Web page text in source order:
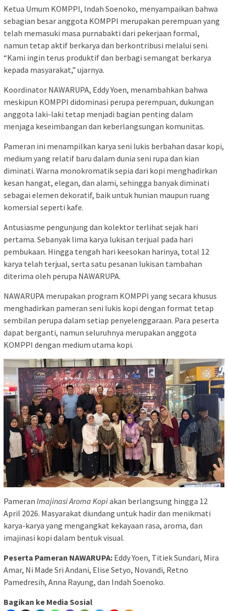
Ketua Umum KOMPPI, Indah Soenoko, menyampaikan bahwa
sebagian besar anggota KOMPPI merupakan perempuan yang
telah memasuki masa purnabakti dari pekerjaan formal,
namun tetap aktif berkarya dan berkontribusi melalui seni.
“Kami ingin terus produktif dan berbagi semangat berkarya
kepada masyarakat,” ujarnya.
Koordinator NAWARUPA, Eddy Yoen, menambahkan bahwa
meskipun KOMPPI didominasi perupa perempuan, dukungan
anggota laki-laki tetap menjadi bagian penting dalam
menjaga keseimbangan dan keberlangsungan komunitas.
Pameran ini menampilkan karya seni lukis berbahan dasar kopi,
medium yang relatif baru dalam dunia seni rupa dan kian
diminati. Warna monokromatik sepia dari kopi menghadirkan
kesan hangat, elegan, dan alami, sehingga banyak diminati
sebagai elemen dekoratif, baik untuk hunian maupun ruang
komersial seperti kafe.
Antusiasme pengunjung dan kolektor terlihat sejak hari
pertama. Sebanyak lima karya lukisan terjual pada hari
pembukaan. Hingga tengah hari keesokan harinya, total 12
karya telah terjual, serta satu pesanan lukisan tambahan
diterima oleh perupa NAWARUPA.
NAWARUPA merupakan program KOMPPI yang secara khusus
menghadirkan pameran seni lukis kopi dengan format tetap
sembilan perupa dalam setiap penyelenggaraan. Para peserta
dapat berganti, namun seluruhnya merupakan anggota
KOMPPI dengan medium utama kopi.
Pameran Imajinasi Aroma Kopiakan berlangsung hingga 12
April 2026. Masyarakat diundang untuk hadir dan menikmati
karya-karya yang mengangkat kekayaan rasa, aroma, dan
imajinasi kopi dalam bentuk visual.
Peserta Pameran NAWARUPA: Eddy Yoen, Titiek Sundari, Mira
Amar, Ni Made Sri Andani, Elise Setyo, Novandi, Retno
Pamedresih, Anna Rayung, dan Indah Soenoko.
Bagikan ke Media Sosial